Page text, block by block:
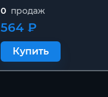
0 продаж
564 ₽
Купить